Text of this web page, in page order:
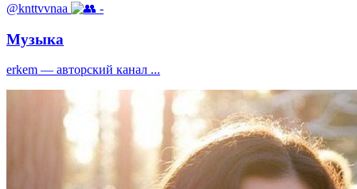
@knttvvnaa -
Музыка
erkem — авторский канал ...